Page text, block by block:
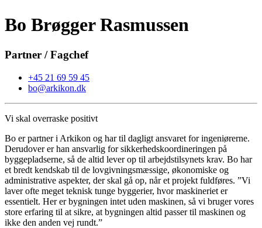
Bo Brøgger Rasmussen
Partner / Fagchef
+45 21 69 59 45
bo@arkikon.dk
Vi skal overraske positivt
Bo er partner i Arkikon og har til dagligt ansvaret for ingeniørerne.
Derudover er han ansvarlig for sikkerhedskoordineringen på
byggepladserne, så de altid lever op til arbejdstilsynets krav. Bo har
et bredt kendskab til de lovgivningsmæssige, økonomiske og
administrative aspekter, der skal gå op, når et projekt fuldføres. ”Vi
laver ofte meget teknisk tunge byggerier, hvor maskineriet er
essentielt. Her er bygningen intet uden maskinen, så vi bruger vores
store erfaring til at sikre, at bygningen altid passer til maskinen og
ikke den anden vej rundt.”